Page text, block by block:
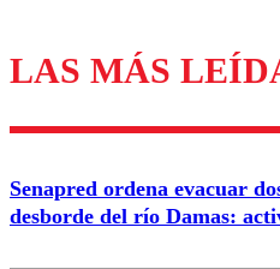
Los comentarios son
diálogo
Correo
LAS MÁS
Senapred ordena evacuar
desborde del río Damas: